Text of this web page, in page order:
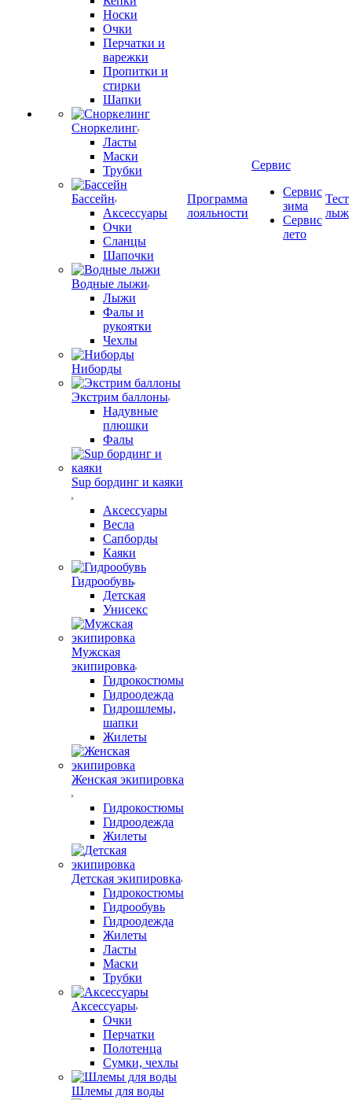
Носки
Очки
Перчатки и
варежки
Пропитки и
стирки
Шапки
Сноркелинг
Ласты
Маски
Трубки
Бассейн
Аксессуары
Очки
Сланцы
Шапочки
Водные лыжи
Лыжи
Фалы и
рукоятки
Чехлы
Ниборды
Экстрим баллоны
Надувные
плюшки
Фалы
Sup бординг и каяки
Аксессуары
Весла
Сапборды
Каяки
Гидрообувь
Детская
Унисекс
Мужская
экипировка
Гидрокостюмы
Гидроодежда
Гидрошлемы,
шапки
Жилеты
Женская экипировка
Гидрокостюмы
Гидроодежда
Жилеты
Детская экипировка
Гидрокостюмы
Гидрообувь
Гидроодежда
Жилеты
Ласты
Маски
Трубки
Аксессуары
Очки
Перчатки
Полотенца
Сумки, чехлы
Шлемы для воды
Программа
лояльности
Сервис
Сервис
зима
Сервис
лето
Тест
лыж